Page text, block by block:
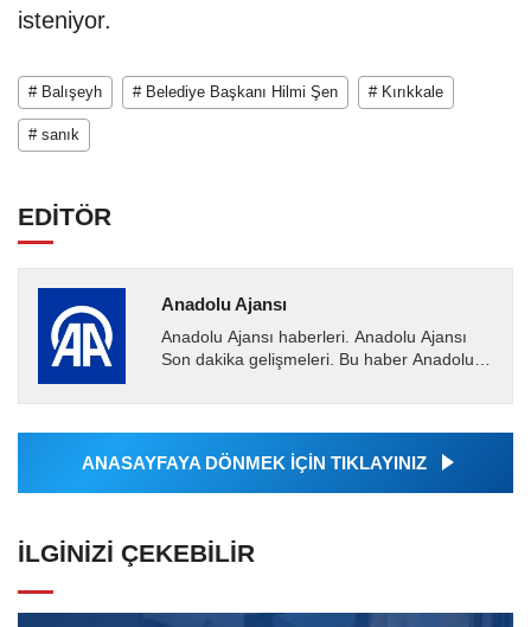
isteniyor.
# Balışeyh # Belediye Başkanı Hilmi Şen # Kırıkkale
# sanık
EDİTÖR
Anadolu Ajansı
Anadolu Ajansı haberleri. Anadolu Ajansı
Son dakika gelişmeleri. Bu haber Anadolu
Ajansı tarafından...
ANASAYFAYA DÖNMEK İÇİN TIKLAYINIZ
İLGINIZI ÇEKEBILIR